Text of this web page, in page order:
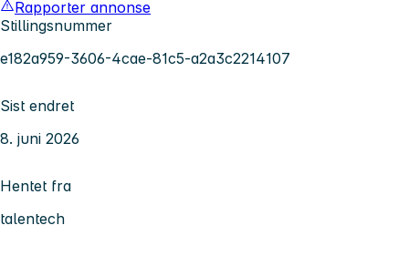
Rapporter annonse
Stillingsnummer
e182a959-3606-4cae-81c5-a2a3c2214107
Sist endret
8. juni 2026
Hentet fra
talentech